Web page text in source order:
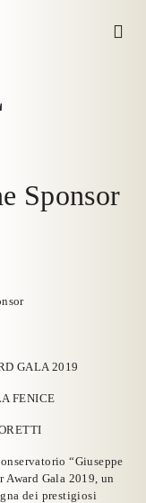
Sponsor
GALA 2019
FENICE
“Giuseppe
Award Gala 2019, un
dei prestigiosi